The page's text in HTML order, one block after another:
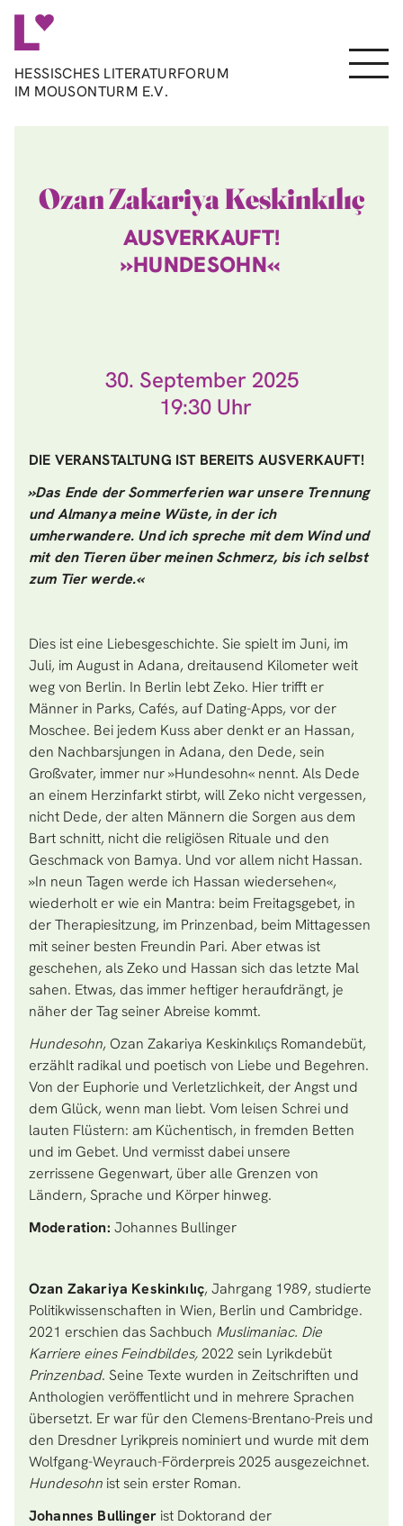
Direkt
Inhalt
HESSISCHES LITERATURFORUM
IM MOUSONTURM E.V.
Menu
Ozan Zakariya Keskinkılıç
AUSVERKAUFT!
»HUNDESOHN«
30. September 2025
19:30
DIE VERANSTALTUNG IST BEREITS AUSVERKAUFT!
»Das Ende der Sommerferien war unsere Trennung
und Almanya meine Wüste, in der ich
umherwandere. Und ich spreche mit dem Wind und
mit den Tieren über meinen Schmerz, bis ich selbst
zum Tier werde.«
Dies ist eine Liebesgeschichte. Sie spielt im Juni, im
Juli, im August in Adana, dreitausend Kilometer weit
weg von Berlin. In Berlin lebt Zeko. Hier trifft er
Männer in Parks, Cafés, auf Dating-Apps, vor der
Moschee. Bei jedem Kuss aber denkt er an Hassan,
den Nachbarsjungen in Adana, den Dede, sein
Großvater, immer nur »Hundesohn« nennt. Als Dede
an einem Herzinfarkt stirbt, will Zeko nicht vergessen,
nicht Dede, der alten Männern die Sorgen aus dem
Bart schnitt, nicht die religiösen Rituale und den
Geschmack von Bamya. Und vor allem nicht Hassan.
»In neun Tagen werde ich Hassan wiedersehen«,
wiederholt er wie ein Mantra: beim Freitagsgebet, in
der Therapiesitzung, im Prinzenbad, beim Mittagessen
mit seiner besten Freundin Pari. Aber etwas ist
geschehen, als Zeko und Hassan sich das letzte Mal
sahen. Etwas, das immer heftiger heraufdrängt, je
näher der Tag seiner Abreise kommt.
Hundesohn, Ozan Zakariya Keskinkılıçs Romandebüt,
erzählt radikal und poetisch von Liebe und Begehren.
Von der Euphorie und Verletzlichkeit, der Angst und
dem Glück, wenn man liebt. Vom leisen Schrei und
lauten Flüstern: am Küchentisch, in fremden Betten
und im Gebet. Und vermisst dabei unsere
zerrissene Gegenwart, über alle Grenzen von
Ländern, Sprache und Körper hinweg.
Moderation: Johannes Bullinger
Ozan Zakariya Keskinkılıç, Jahrgang 1989, studierte
Politikwissenschaften in Wien, Berlin und Cambridge.
2021 erschien das Sachbuch Muslimaniac. Die
Karriere eines Feindbildes,2022 sein Lyrikdebüt
Prinzenbad. Seine Texte wurden in Zeitschriften und
Anthologien veröffentlicht und in mehrere Sprachen
übersetzt. Er war für den Clemens-Brentano-Preis und
den Dresdner Lyrikpreis nominiert und wurde mit dem
Wolfgang-Weyrauch-Förderpreis 2025 ausgezeichnet.
Hundesohn ist sein erster Roman.
Johannes Bullinger ist Doktorand der